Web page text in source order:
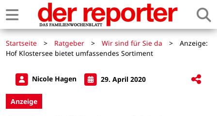
Startseite > Ratgeber > Wir sind für Sie da >
Anzeige:
Hof Klostersee bietet umfassendes Sortiment
Nicole Hagen 29. April 2020
Anzeige